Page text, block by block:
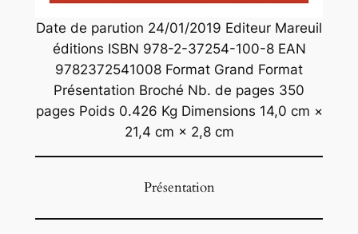
Date de parution 24/01/2019 Editeur Mareuil
éditions ISBN 978-2-37254-100-8 EAN
9782372541008 Format Grand Format
Présentation Broché Nb. de pages 350
pages Poids 0.426 Kg Dimensions 14,0 cm ×
21,4 cm × 2,8 cm
Présentation